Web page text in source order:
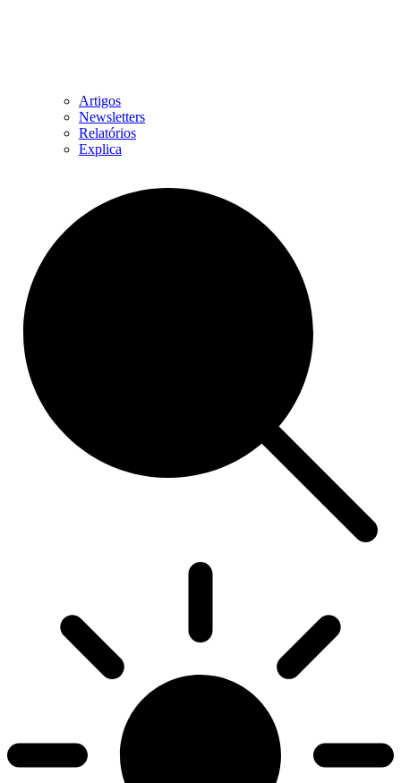
Artigos
Newsletters
Relatórios
Explica